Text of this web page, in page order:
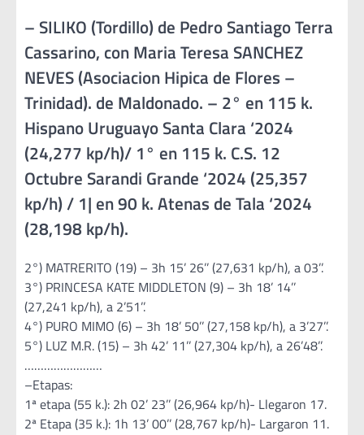
– SILIKO (Tordillo) de Pedro Santiago Terra
Cassarino, con Maria Teresa SANCHEZ
NEVES (Asociacion Hipica de Flores –
Trinidad). de Maldonado. – 2° en 115 k.
Hispano Uruguayo Santa Clara ‘2024
(24,277 kp/h)/ 1° en 115 k. C.S. 12
Octubre Sarandi Grande ‘2024 (25,357
kp/h) / 1| en 90 k. Atenas de Tala ‘2024
(28,198 kp/h).
2°) MATRERITO (19) – 3h 15’ 26’’ (27,631 kp/h), a 03’’.
3°) PRINCESA KATE MIDDLETON (9) – 3h 18’ 14’’
(27,241 kp/h), a 2’51’’.
4°) PURO MIMO (6) – 3h 18’ 50’’ (27,158 kp/h), a 3’27’’.
5°) LUZ M.R. (15) – 3h 42’ 11’’ (27,304 kp/h), a 26’48’’.
……………………
–Etapas:
1ª etapa (55 k.): 2h 02’ 23’’ (26,964 kp/h)- Llegaron 17.
2ª Etapa (35 k.): 1h 13’ 00’’ (28,767 kp/h)- Largaron 11.